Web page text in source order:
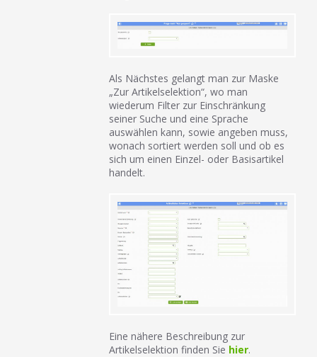
Als Nächstes gelangt man zur Maske
„Zur Artikelselektion“, wo man
wiederum Filter zur Einschränkung
seiner Suche und eine Sprache
auswählen kann, sowie angeben muss,
wonach sortiert werden soll und ob es
sich um einen Einzel- oder Basisartikel
handelt.
Eine nähere Beschreibung zur
Artikelselektion finden Sie hier.